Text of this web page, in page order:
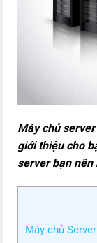
Máy chủ
giới thiệu cho
server bạn nên
Máy chủ